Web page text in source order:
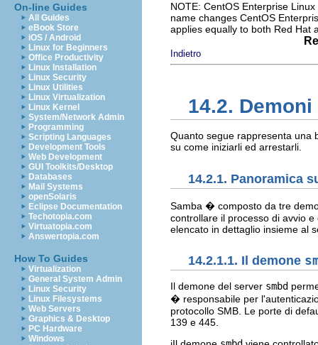
On-line Guides
All Guides
eBook Store
iOS / Android
Linux for Beginners
Office Productivity
Linux Installation
Linux Security
Linux Utilities
Linux Virtualization
Linux Kernel
System/Network Admin
Programming
Scripting Languages
Development Tools
Web Development
GUI Toolkits/Desktop
Databases
Mail Systems
openSolaris
Eclipse Documentation
Techotopia.com
Virtuatopia.com
Answertopia.com
How To Guides
Virtualization
General System Admin
Linux Security
Linux Filesystems
Web Servers
Graphics & Desktop
PC Hardware
Windows
NOTE: CentOS Enterprise
name changes CentOS
applies equally to both Red Hat
Indietro
14.2.
Quanto segue rappresenta una
su come iniziarli ed arrestarli.
14.2.1. Panoramica
Samba � composto da tre
controllare il processo di avvio
elencato in dettaglio insieme al
14.2.1.1. Il demone
Il demone del server smbd
� responsabile per
protocollo SMB. Le porte di
139 e 445.